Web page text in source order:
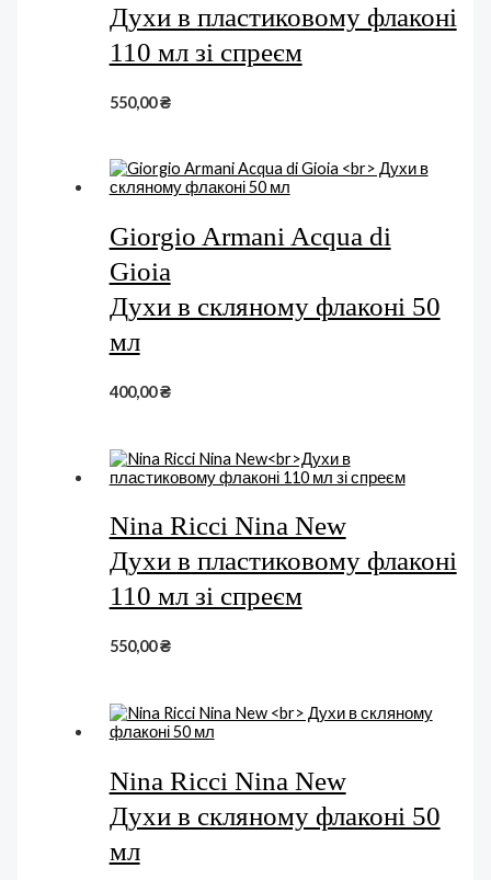
Духи в пластиковому флаконі
110 мл зі спреєм
550,00₴
Giorgio Armani Acqua di
Gioia
Духи в скляному флаконі 50
мл
400,00₴
Nina Ricci Nina New
Духи в пластиковому флаконі
110 мл зі спреєм
550,00₴
Nina Ricci Nina New
Духи в скляному флаконі 50
мл